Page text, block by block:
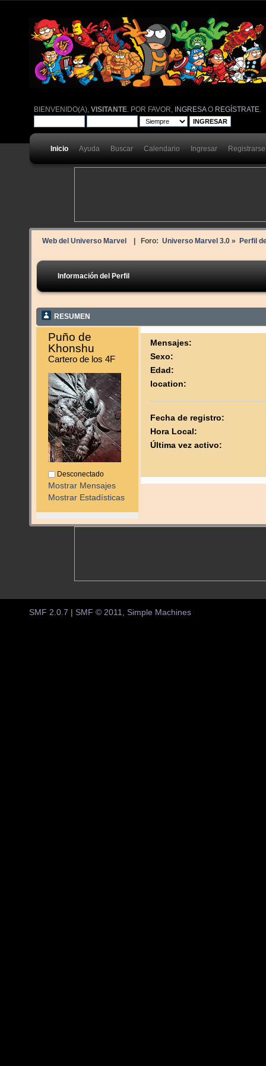
BIENVENIDO(A),VISITANTE . POR FAVOR, INGRESAO REGÍSTRATE
Inicio Ayuda Buscar Calendario Ingresar Registrarse
Web del Universo Marvel | Foro: Universo Marvel 3.0» Perfil
Información del Perfil
RESUMEN
Puño de
Khonshu
Cartero de los 4F
Desconectado
Mostrar Mensajes
Mostrar Estadísticas
Mensajes:
Sexo:
Edad:
location:
Fecha de registro:
Hora Local:
Última vez activo:
SMF 2.0.7 SMF © 2011, Simple Machines